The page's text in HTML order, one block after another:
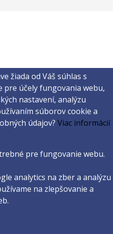
žiada od Váš súhlas s
pre účely fungovania webu,
nastavení, analýzu
súborov cookie a
údajov?Viac informácií
pre fungovanie webu.
analytics na zber a analýzu
na zlepšovanie a